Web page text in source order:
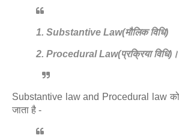
1. Substantive Law(मौलिक विधि)
2. Procedural Law(प्रक्रिया विधि)।
Substantive law and Procedural law को
जाता है -